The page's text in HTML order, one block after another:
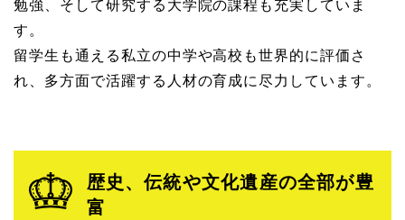
す。
留学生も通える私立の中学や高校も世界的に評価さ
れ、多方面で活躍する人材の育成に尽力しています。
歴史、伝統や文化遺産の全部が豊
富